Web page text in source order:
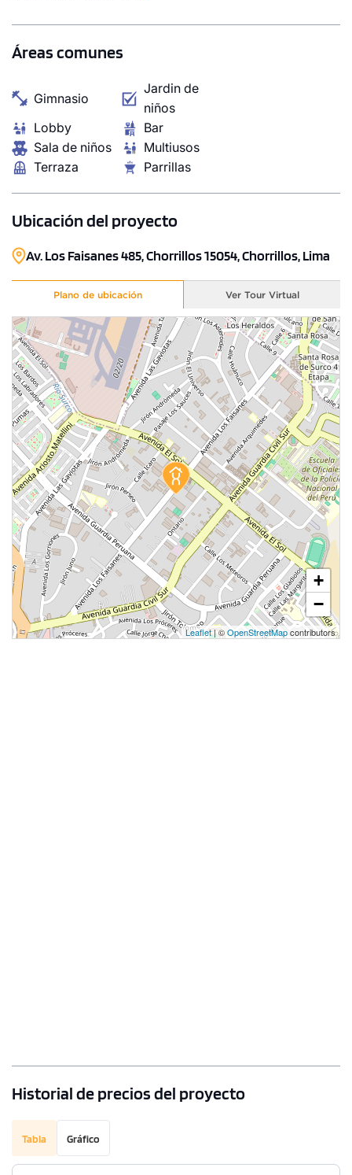
Áreas comunes
Gimnasio
Jardin de
niños
Lobby
Bar
Sala de niños
Multiusos
Terraza
Parrillas
Ubicación del proyecto
Av. Los Faisanes 485, Chorrillos 15054, Chorrillos, Lima
Plano de ubicación Ver Tour Virtual
+
−
Leaflet| ©OpenStreetMapcontributors
Historial de precios del proyecto
Tabla Gráfico